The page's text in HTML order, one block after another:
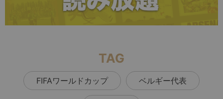
TAG
FIFAワールドカップ ベルギー代表